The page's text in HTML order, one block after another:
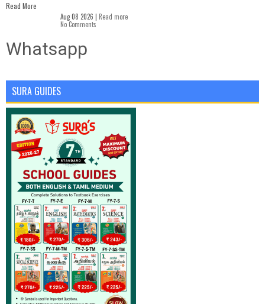
Read More
Aug 08 2026 | Read more
No Comments
Whatsapp
SURA GUIDES